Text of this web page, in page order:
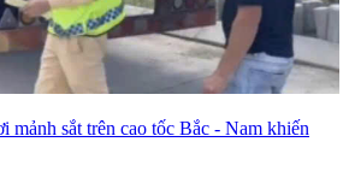
mảnh sắt trên cao tốc Bắc - Nam khiến